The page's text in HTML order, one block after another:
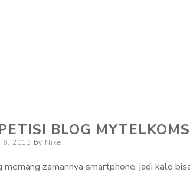
BLOG
6, 2013 by Nike
memang zamannya smartphone, jadi kalo